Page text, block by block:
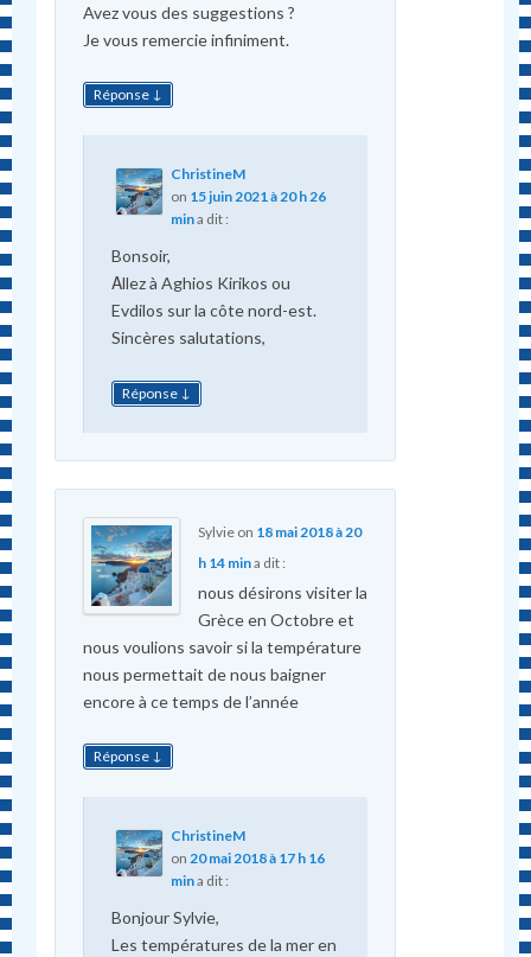
Avez vous des suggestions ?
Je vous remercie infiniment.
Réponse ↓
ChristineM
on 15 juin 2021 à 20 h 26
mina dit :
Bonsoir,
Αllez à Aghios Kirikos ou
Evdilos sur la côte nord-est.
Sincères salutations,
Réponse ↓
Sylvieon 18 mai 2018 à 20
h 14 mina dit :
nous désirons visiter la
Grèce en Octobre et
nous voulions savoir si la température
nous permettait de nous baigner
encore à ce temps de l’année
Réponse ↓
ChristineM
on 20 mai 2018 à 17 h 16
mina dit :
Bonjour Sylvie,
Les températures de la mer en